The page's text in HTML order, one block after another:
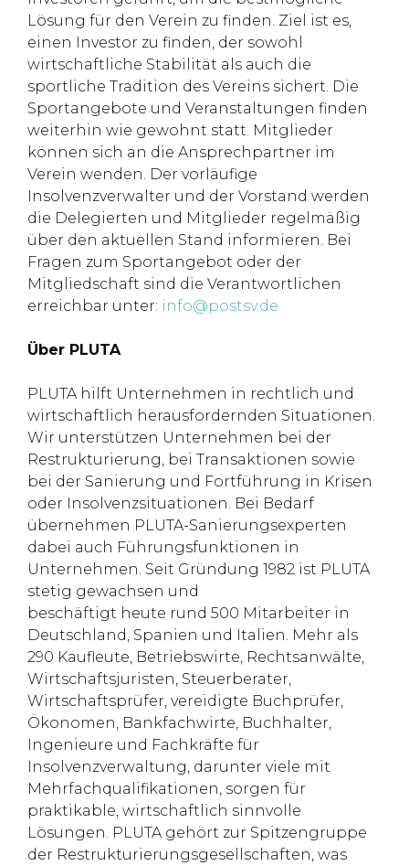
Lösung für den Verein zu finden. Ziel ist es,
einen Investor zu finden, der sowohl
wirtschaftliche Stabilität als auch die
sportliche Tradition des Vereins sichert. Die
Sportangebote und Veranstaltungen finden
weiterhin wie gewohnt statt. Mitglieder
können sich an die Ansprechpartner im
Verein wenden. Der vorläufige
Insolvenzverwalter und der Vorstand werden
die Delegierten und Mitglieder regelmäßig
über den aktuellen Stand informieren. Bei
Fragen zum Sportangebot oder der
Mitgliedschaft sind die Verantwortlichen
erreichbar unter: info@postsv.de
Über PLUTA
PLUTA hilft Unternehmen in rechtlich und
wirtschaftlich herausfordernden Situationen.
Wir unterstützen Unternehmen bei der
Restrukturierung, bei Transaktionen sowie
bei der Sanierung und Fortführung in Krisen
oder Insolvenzsituationen. Bei Bedarf
übernehmen PLUTA-Sanierungsexperten
dabei auch Führungsfunktionen in
Unternehmen. Seit Gründung 1982 ist PLUTA
stetig gewachsen und
beschäftigt heute rund 500 Mitarbeiter in
Deutschland, Spanien und Italien. Mehr als
290 Kaufleute, Betriebswirte, Rechtsanwälte,
Wirtschaftsjuristen, Steuerberater,
Wirtschaftsprüfer, vereidigte Buchprüfer,
Ökonomen, Bankfachwirte, Buchhalter,
Ingenieure und Fachkräfte für
Insolvenzverwaltung, darunter viele mit
Mehrfachqualifikationen, sorgen für
praktikable, wirtschaftlich sinnvolle
Lösungen. PLUTA gehört zur Spitzengruppe
der Restrukturierungsgesellschaften, was